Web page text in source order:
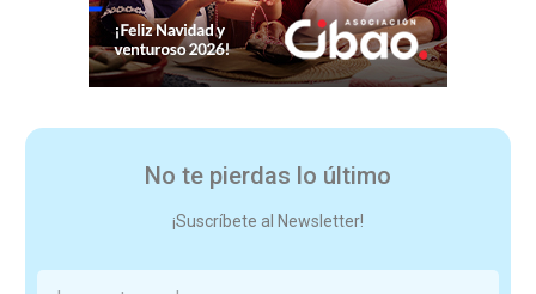
No te pierdas lo último
¡Suscríbete al Newsletter!